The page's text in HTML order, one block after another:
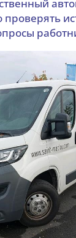
проверять